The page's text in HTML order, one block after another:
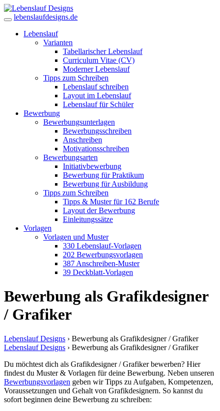
lebenslaufdesigns.de
Lebenslauf
Varianten
Tabellarischer Lebenslauf
Curriculum Vitae (CV)
Moderner Lebenslauf
Tipps zum Schreiben
Lebenslauf schreiben
Layout im Lebenslauf
Lebenslauf für Schüler
Bewerbung
Bewerbungsunterlagen
Bewerbungsschreiben
Anschreiben
Motivationsschreiben
Bewerbungsarten
Initiativbewerbung
Bewerbung für Praktikum
Bewerbung für Ausbildung
Tipps zum Schreiben
Tipps & Muster für 162 Berufe
Layout der Bewerbung
Einleitungssätze
Vorlagen
Vorlagen und Muster
330 Lebenslauf-Vorlagen
202 Bewerbungsvorlagen
387 Anschreiben-Muster
39 Deckblatt-Vorlagen
Bewerbung als Grafikdesigner
/ Grafiker
Lebenslauf Designs › Bewerbung als Grafikdesigner / Grafiker
Lebenslauf Designs › Bewerbung als Grafikdesigner / Grafiker
Du möchtest dich als Grafikdesigner / Grafiker bewerben? Hier
findest du Muster & Vorlagen für deine Bewerbung. Neben unseren
Bewerbungsvorlagen geben wir Tipps zu Aufgaben, Kompetenzen,
Voraussetzungen und Gehalt von Grafikdesignern. So kannst du
sofort beginnen deine Bewerbung zu schreiben: